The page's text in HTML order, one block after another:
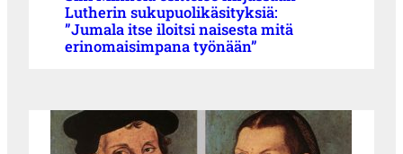
Lutherin sukupuolikäsityksiä:
”Jumala itse iloitsi naisesta mitä
erinomaisimpana työnään”